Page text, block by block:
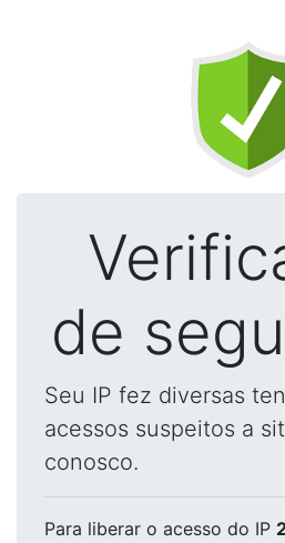
de
Seu IP fez diversas
acessos suspeitos a
conosco.
Para liberar o acesso do IP